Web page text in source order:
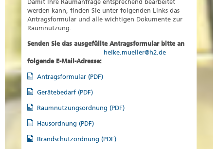
Damit Ihre Raumanfrage entsprechend bearbeitet
werden kann, finden Sie unter folgenden Links das
Antragsformular und alle wichtigen Dokumente zur
Raumnutzung.
Senden Sie das ausgefüllte Antragsformular bitte an
folgende E-Mail-Adresse:
heike.mueller@h2.de
Antragsformular (PDF)
Gerätebedarf (PDF)
Raumnutzungsordnung (PDF)
Hausordnung (PDF)
Brandschutzordnung (PDF)